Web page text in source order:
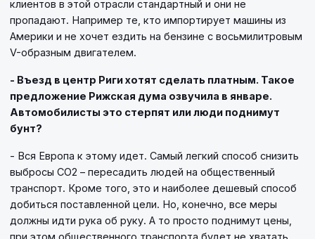
клиентов в этой отрасли стандартный и они не
пропадают. Например те, кто импортирует машины из
Америки и не хочет ездить на бензине с восьмилитровым
V-образным двигателем.
- Въезд в центр Риги хотят сделать платным. Такое
предложение Рижская дума озвучила в январе.
Автомобилисты это стерпят или люди поднимут
бунт?
- Вся Европа к этому идет. Самый легкий способ снизить
выбросы CO2 – пересадить людей на общественный
транспорт. Кроме того, это и наиболее дешевый способ
добиться поставленной цели. Но, конечно, все меры
должны идти рука об руку. А то просто поднимут цены,
при этом общественного транспорта будет не хватать